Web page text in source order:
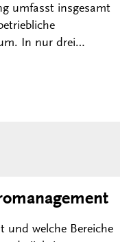
umfasst insgesamt
In nur drei…
und welche Bereiche